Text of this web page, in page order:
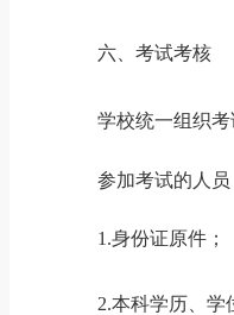
六、考试考核
学校统一组织考
参加考试的人
1.身份证原件；
2.本科学历、学